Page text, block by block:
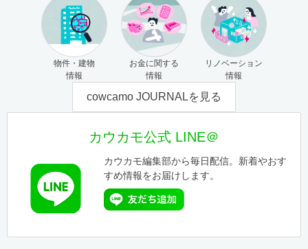
物件・建物
情報
お金に関する
情報
リノベーション
情報
cowcamo JOURNALを見る
カウカモ公式 LINE＠
カウカモ編集部から毎日配信。新着やおす
すめ情報をお届けします。